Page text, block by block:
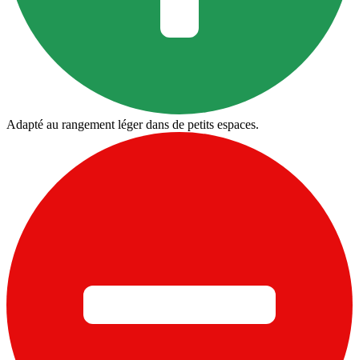
Adapté au rangement léger dans de petits espaces.